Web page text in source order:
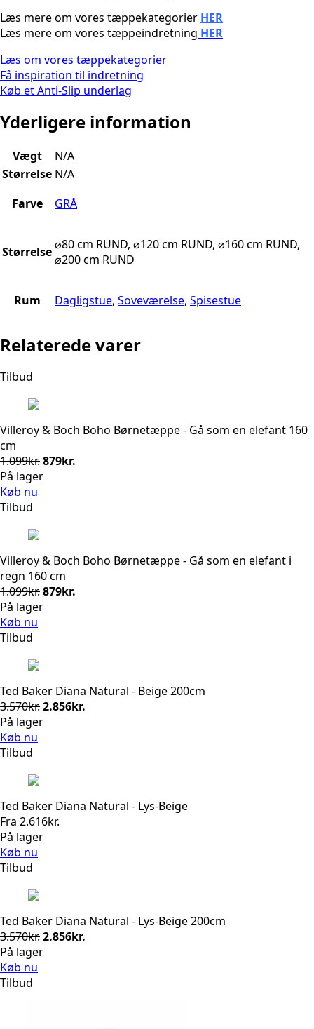
Læs mere om vores tæppekategorier HER
Læs mere om vores tæppeindretning HER
Læs om vores tæppekategorier
Få inspiration til indretning
Køb et Anti-Slip underlag
Yderligere information
Vægt
N/A
Størrelse N/A
Farve
GRÅ
Størrelse⌀80 cm RUND, ⌀120 cm RUND, ⌀160 cm RUND,
⌀200 cm RUND
Rum Dagligstue, Soveværelse, Spisestue
Relaterede varer
Tilbud
Villeroy & Boch Boho Børnetæppe - Gå som en elefant 160
cm
1.099kr.Den
oprindelige
879kr.
På lager
Køb nu
Tilbud
Villeroy & Boch Boho Børnetæppe - Gå som en elefant i
regn 160 cm
1.099kr.Den
oprindelige
879kr.
På lager
Køb nu
Tilbud
Ted Baker Diana Natural - Beige 200cm
3.570kr.Den
oprindelige
2.856kr.
På lager
Køb nu
Tilbud
Ted Baker Diana Natural - Lys-Beige
Fra 2.616kr.
På lager
Køb nu
Tilbud
Ted Baker Diana Natural - Lys-Beige 200cm
3.570kr.Den
oprindelige
2.856kr.
På lager
Køb nu
Tilbud